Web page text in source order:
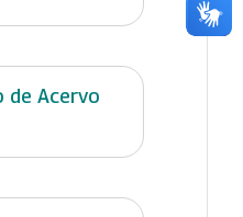
de Acervo